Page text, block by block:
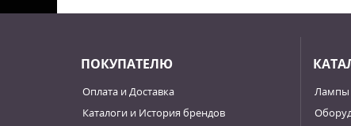
ПОКУПАТЕЛЮ
Оплата и Доставка
Каталоги и История брендов
Лампы